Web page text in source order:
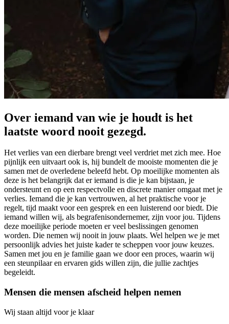
Over iemand van wie je houdt is het
laatste woord nooit gezegd.
Het verlies van een dierbare brengt veel verdriet met zich mee. Hoe
pijnlijk een uitvaart ook is, hij bundelt de mooiste momenten die je
samen met de overledene beleefd hebt. Op moeilijke momenten als
deze is het belangrijk dat er iemand is die je kan bijstaan, je
ondersteunt en op een respectvolle en discrete manier omgaat met je
verlies. Iemand die je kan vertrouwen, al het praktische voor je
regelt, tijd maakt voor een gesprek en een luisterend oor biedt. Die
iemand willen wij, als begrafenisondernemer, zijn voor jou. Tijdens
deze moeilijke periode moeten er veel beslissingen genomen
worden. Die nemen wij nooit in jouw plaats. Wel helpen we je met
persoonlijk advies het juiste kader te scheppen voor jouw keuzes.
Samen met jou en je familie gaan we door een proces, waarin wij
een steunpilaar en ervaren gids willen zijn, die jullie zachtjes
begeleidt.
Mensen die mensen afscheid helpen nemen
Wij staan altijd voor je klaar